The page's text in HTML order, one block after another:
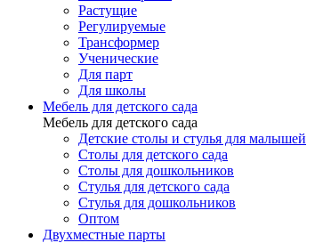
Растущие
Регулируемые
Трансформер
Ученические
Для парт
Для школы
Мебель для детского сада
Мебель для детского сада
Детские столы и стулья для малышей
Столы для детского сада
Столы для дошкольников
Стулья для детского сада
Стулья для дошкольников
Оптом
Двухместные парты